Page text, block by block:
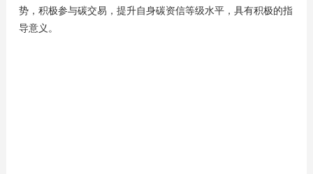
势，积极参与碳交易，提升自身碳资信等级水平，具有积极的指
导意义。